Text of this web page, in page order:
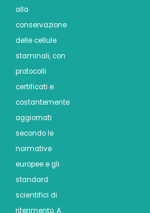
alla
conservazione
delle cellule
staminali, con
protocolli
certificati e
costantemente
aggiornati
secondo le
normative
europee e gli
standard
scientifici di
riferimento. A